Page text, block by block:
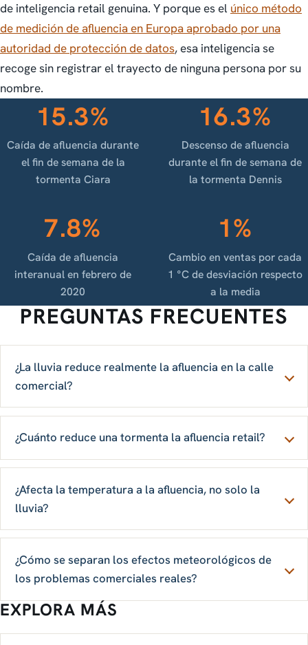
de inteligencia retail genuina. Y porque es el único método
de medición de afluencia en Europa aprobado por una
autoridad de protección de datos, esa inteligencia se
recoge sin registrar el trayecto de ninguna persona por su
nombre.
15.3%
Caída de afluencia durante
el fin de semana de la
tormenta Ciara
16.3%
Descenso de afluencia
durante el fin de semana de
la tormenta Dennis
7.8%
Caída de afluencia
interanual en febrero de
2020
1%
Cambio en ventas por cada
1 °C de desviación respecto
a la media
PREGUNTAS FRECUENTES
¿La lluvia reduce realmente la afluencia en la calle
comercial?
¿Cuánto reduce una tormenta la afluencia retail?
¿Afecta la temperatura a la afluencia, no solo la
lluvia?
¿Cómo se separan los efectos meteorológicos de
los problemas comerciales reales?
EXPLORA MÁS